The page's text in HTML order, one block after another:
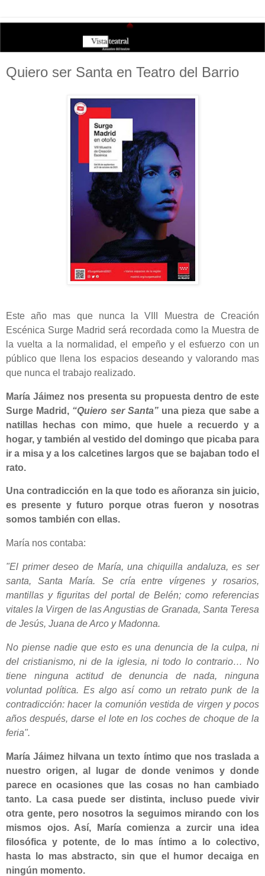
Quiero ser Santa en Teatro del Barrio
Este año mas que nunca la VIII Muestra de Creación
Escénica Surge Madrid será recordada como la Muestra de
la vuelta a la normalidad, el empeño y el esfuerzo con un
público que llena los espacios deseando y valorando mas
que nunca el trabajo realizado.
María Jáimez nos presenta su propuesta dentro de este
Surge Madrid, “Quiero ser Santa”una pieza que sabe a
natillas hechas con mimo, que huele a recuerdo y a
hogar, y también al vestido del domingo que picaba para
ir a misa y a los calcetines largos que se bajaban todo el
rato.
Una contradicción en la que todo es añoranza sin juicio,
es presente y futuro porque otras fueron y nosotras
somos también con ellas.
María nos contaba:
"El primer deseo de María, una chiquilla andaluza, es ser
santa, Santa María. Se cría entre vírgenes y rosarios,
mantillas y figuritas del portal de Belén; como referencias
vitales la Virgen de las Angustias de Granada, Santa Teresa
de Jesús, Juana de Arco y Madonna.
No piense nadie que esto es una denuncia de la culpa, ni
del cristianismo, ni de la iglesia, ni todo lo contrario… No
tiene ninguna actitud de denuncia de nada, ninguna
voluntad política. Es algo así como un retrato punk de la
contradicción: hacer la comunión vestida de virgen y pocos
años después, darse el lote en los coches de choque de la
feria".
María Jáimez hilvana un texto íntimo que nos traslada a
nuestro origen, al lugar de donde venimos y donde
parece en ocasiones que las cosas no han cambiado
tanto. La casa puede ser distinta, incluso puede vivir
otra gente, pero nosotros la seguimos mirando con los
mismos ojos. Así, María comienza a zurcir una idea
filosófica y potente, de lo mas íntimo a lo colectivo,
hasta lo mas abstracto, sin que el humor decaiga en
ningún momento.